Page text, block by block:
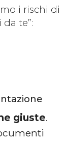
i rischi di
te”:
giuste.